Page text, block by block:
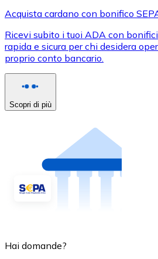
Acquista cardano con bonifico
Ricevi subito i tuoi ADA con bonifici
rapida e sicura per chi desidera
proprio conto bancario.
Scopri di più
Hai domande?